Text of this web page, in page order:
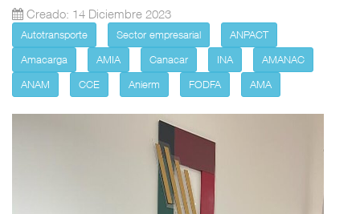
Creado: 14 Diciembre 2023
Autotransporte Sector empresarial
ANPACT
Amacarga
AMIA Canacar INA
AMANAC
ANAM
CCE Anierm FODFA AMA